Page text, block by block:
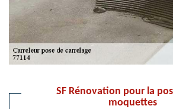
SF Rénovation pour la
moquettes